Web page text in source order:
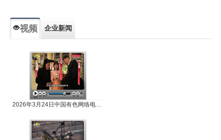
视频 企业新闻
2026年3月24日中国有色网络电视新闻